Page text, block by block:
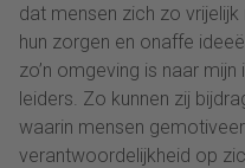
dat mensen zich zo vrijelijk
hun zorgen en onaffe
zo’n omgeving is naar
leiders. Zo kunnen zij
waarin mensen
verantwoordelijkheid op